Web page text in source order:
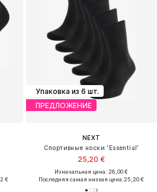
€
Упаковка из 6 шт.
ПРЕДЛОЖЕНИЕ
NEXT
Спортивные носки 'Essential'
25,20 €
Изначальная цена: 28,00 €
Последняя самая низкая цена:25,20 €